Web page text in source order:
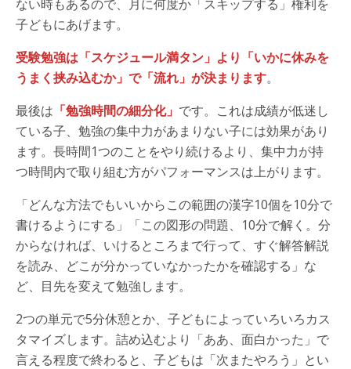
ない時もあるので、月に何度か「スキップする」権利を
子どもにあげます。
受験勉強は「スケジュール満タン」より「いかに休みを
うまく挟み込むか」で「流れ」が決まります。
最後は 「勉強時間の細分化」 です。これは成績が低迷し
ている子、勉強の集中力があまりない子には効果があり
ます。長時間1つのことをやり続けるより、集中力が持
つ時間内で取り組む方がパフォーマンスは上がります。
「どんな方法でもいいからこの範囲の漢字10個を10分で
書けるようにする」「この図形の問題、10分で解く。分
からなければ、いけるところまで行って、すぐ解答解説
を読み、どこが分かっていなかったかを確認する」な
ど、目先を変えて勉強します。
2つの単元で5分休憩とか、子どもによっていろいろカス
タマイズします。詰め込むより「ああ、面白かった」で
言える程度で終わると、子どもは「次またやろう」とい